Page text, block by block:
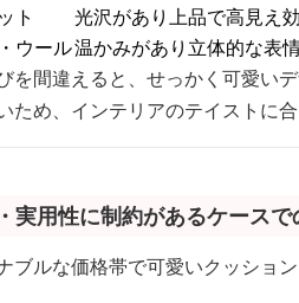
ト
光沢があり上品で高見え
ウール温かみがあり立体的な表
を間違えると、せっかく可愛い
ため、インテリアのテイストに
実用性に制約があるケースで
ブルな価格帯で可愛いクッショ